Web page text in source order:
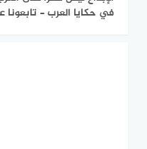
في حكايا العرب - تابعونا